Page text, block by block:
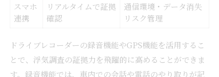
スマホ
連携
リアルタイムで証拠
確認
通信環境・データ消失
リスク管理
ドライブレコーダーの録音機能やGPS機能を活用するこ
とで、浮気調査の証拠力を飛躍的に高めることができま
す。録音機能では、車内での会話や電話のやり取りが記